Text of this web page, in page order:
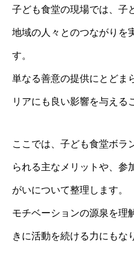
子ども食堂の現場では、子
地域の人々とのつながりを
す。
単なる善意の提供にとどま
リアにも良い影響を与える
ここでは、子ども食堂ボラ
られる主なメリットや、参
がいについて整理します。
モチベーションの源泉を理
きに活動を続ける力にもな